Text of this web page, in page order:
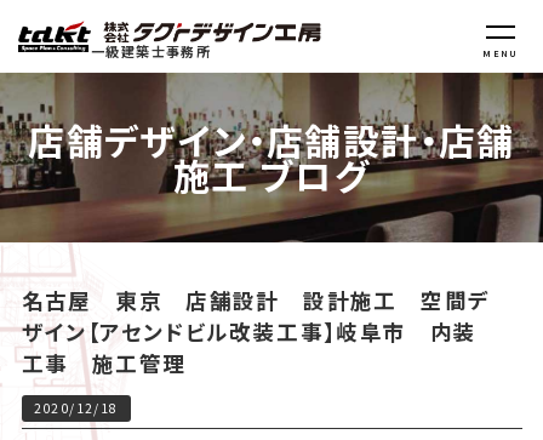
一級建築士事務所 MENU
店舗デザイン・店舗設計・店舗
施工 ブログ
名古屋 東京 店舗設計 設計施工 空間デ
ザイン【アセンドビル改装工事】岐阜市 内装
工事 施工管理
2020/12/18